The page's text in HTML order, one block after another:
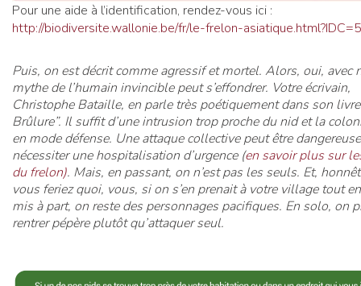
Pour une aide à l’identification, rendez-vous ici :
http://biodiversite.wallonie.be/fr/le-frelon-
Puis, on est décrit comme agressif et mortel. Alors, oui, avec
mythe de l’humain invincible peut s’effondrer. Votre écrivain,
Christophe Bataille, en parle très poétiquement dans son livre
Brûlure”. Il suffit d’une intrusion trop proche du nid et la
en mode défense. Une attaque collective peut être
nécessiter une hospitalisation d’urgence (en savoir plus sur
du frelon). Mais, en passant, on n’est pas les seuls. Et,
vous feriez quoi, vous, si on s’en prenait à votre village tout
mis à part, on reste des personnages pacifiques. En solo, on
rentrer pépère plutôt qu’attaquer seul.